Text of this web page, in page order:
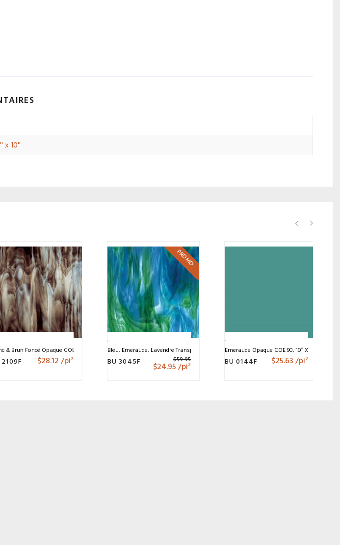
x 10''
& Brun Foncé Opaque COE 90, 10″ X 11.5″
$28.12/pi²
PROMO
Bleu, Emeraude, Lavendre Transparent, COE90 10″ X 11.5″
BU 3045F $59.95
$24.95/pi²
Emeraude Opaque COE 90, 10″ X 11.5″
BU 0144F $25.63/pi²